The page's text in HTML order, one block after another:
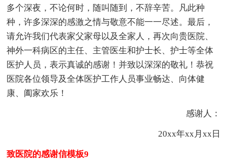
多个深夜，不论何时，随叫随到，不辞辛苦。凡此种
种，许多深深的感激之情与敬意不能一一尽述。最后，
请允许我们代表家父家母以及全家人，再次向贵医院、
神外一科病区的主任、主管医生和护士长、护士等全体
医护人员，表示真诚的感谢！并致以深深的敬礼！恭祝
医院各位领导及全体医护工作人员事业畅达、向体健
康、阖家欢乐！
感谢人：
20xx年xx月xx日
致医院的感谢信模板9